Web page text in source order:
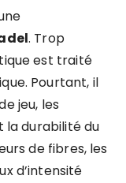
. Trop
est traité
Pourtant, il
jeu, les
la durabilité du
de fibres, les
d’intensité